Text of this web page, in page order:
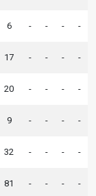
6 - - - -
17 - - - -
20 - - - -
9 - - - -
32 - - - -
81 - - - -